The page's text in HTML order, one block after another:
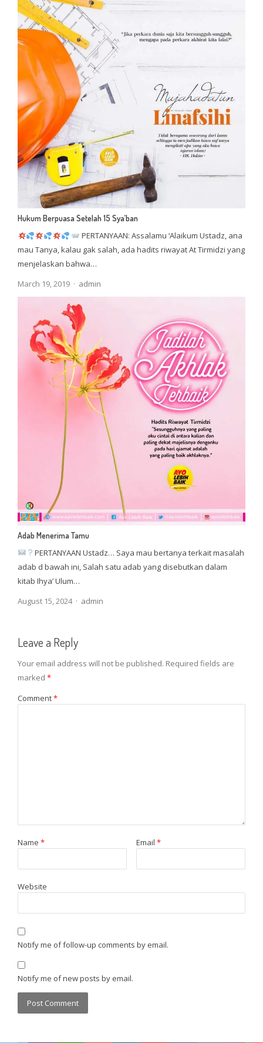
Hukum Berpuasa Setelah 15 Sya’ban
PERTANYAAN: Assalamu ‘Alaikum Ustadz, ana
mau Tanya, kalau gak salah, ada hadits riwayat At Tirmidzi yang
menjelaskan bahwa…
March 19, 2019
Author
admin
Adab Menerima Tamu
PERTANYAAN Ustadz… Saya mau bertanya terkait masalah
adab d bawah ini, Salah satu adab yang disebutkan dalam
kitab Ihya’ Ulum…
August 15, 2024
Author
admin
Leave a Reply
Your email address will not be published. Required fields are
marked *
Comment*
Name * Email *
Website
Notify me of follow-up comments by email.
Notify me of new posts by email.